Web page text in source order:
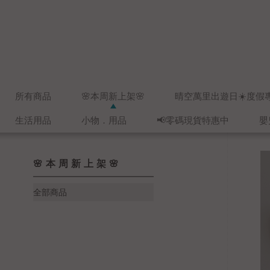
所有商品 🌸本周新上架🌸 晴空萬里出遊日☀️度假
生活用品 小物．用品 📢零碼現貨特惠中
🌸本周新上架🌸
全部商品